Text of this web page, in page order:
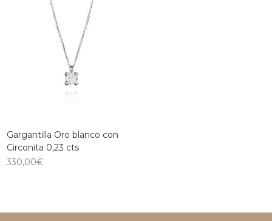
Gargantilla Oro blanco con
Circonita 0,23 cts
330,00€